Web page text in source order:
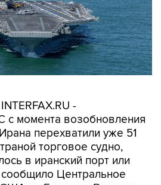
-
перехватили уже 51
торговое судно,
в иранский порт или
Центральное
на Ближнем Востоке